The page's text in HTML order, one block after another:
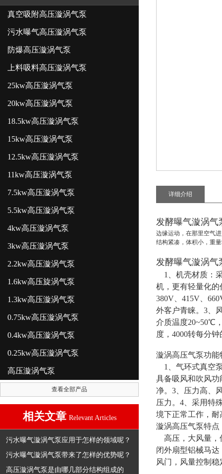
真空吸附高压漩涡气泵
污水曝气高压漩涡气泵
防爆高压漩涡气泵
上料吸料高压漩涡气泵
25kw高压漩涡气泵
20kw高压漩涡气泵
18.5kw高压漩涡气泵
15kw高压漩涡气泵
12.5kw高压漩涡气泵
11kw高压漩涡气泵
7.5kw高压漩涡气泵
5.5kw高压漩涡气泵
4kw高压漩涡气泵
3kw高压漩涡气泵
2.2kw高压漩涡气泵
1.6kw高压旋涡气泵
1.3kw高压漩涡气泵
0.75kw高压漩涡气泵
0.4kw高压漩涡气泵
0.25kw高压漩涡气泵
高压漩涡气泵
查看全部产品
相关文章 Relevant Articles
污水曝气漩涡气泵应用于怎样的领域呢？
污水曝气漩涡气泵带来了怎样的优势呢？
高压漩涡气泵是由哪几部分结构组成的
详细介绍
发酵曝气漩涡气
边缘运动，在那里空气
结构紧凑，体积小，重
发酵曝气漩涡气
1、机壳材质：
机，更有轻量化的
380V、415V、
外客户青睐。3、
介质温度20~50℃
度，4000转每分
漩涡高压气泵功能
1、气环式真空
具备吸风和吹风
净。3、压力高、
压力。4、采用特
境下正常工作，
漩涡高压气泵特点
高压，大风量，
闭外扇型铝械马
风门，风量控制